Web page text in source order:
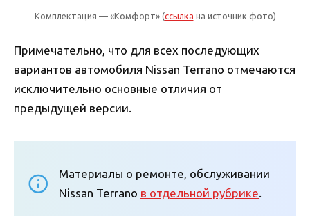
Комплектация — «Комфорт» (ссылка на источник фото)
Примечательно, что для всех последующих
вариантов автомобиля Nissan Terrano отмечаются
исключительно основные отличия от
предыдущей версии.
Материалы о ремонте, обслуживании
Nissan Terrano в отдельной рубрике.